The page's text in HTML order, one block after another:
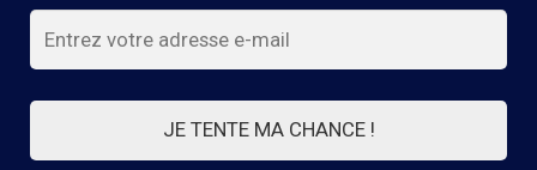
JE TENTE MA CHANCE !